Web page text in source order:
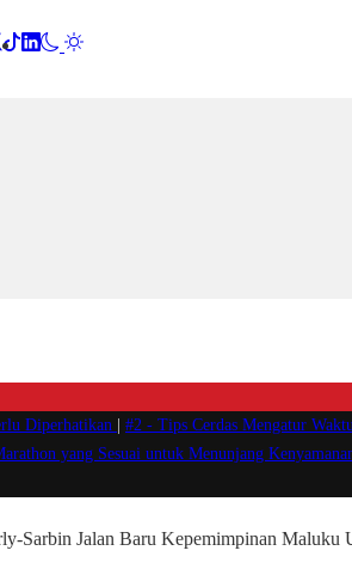
Diperhatikan #2 - Tips Cerdas Mengatur
yang Sesuai untuk Menunjang
Sarbin Jalan Baru Kepemimpinan Maluku